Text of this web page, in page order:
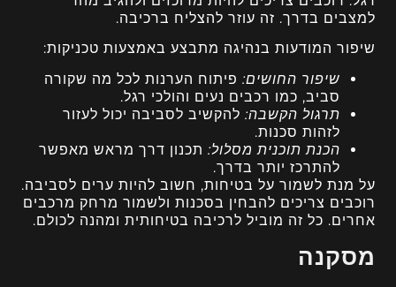
למצבים בדרך. זה עוזר להצליח ברכיבה.
שיפור המודעות בנהיגה מתבצע באמצעות טכניקות:
שיפור החושים: פיתוח הערנות לכל מה שקורה
סביב, כמו רכבים נעים והולכי רגל.
תרגול הקשבה: להקשיב לסביבה יכול לעזור
לזהות סכנות.
הכנת תוכנית מסלול: תכנון דרך מראש מאפשר
להתרכז יותר בדרך.
על מנת לשמור על בטיחות, חשוב להיות ערים לסביבה.
רוכבים צריכים להבחין בסכנות ולשמור מרחק מרכבים
אחרים. כל זה מוביל לרכיבה בטיחותית ומהנה לכולם.
מסקנה